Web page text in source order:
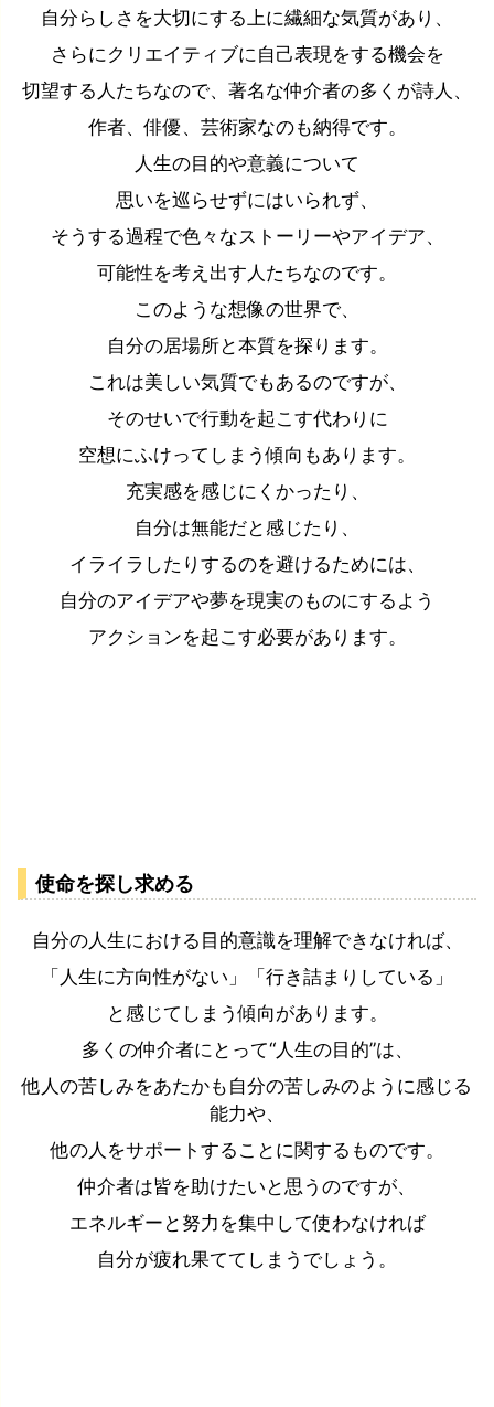
自分らしさを大切にする上に繊細な気質があり、
さらにクリエイティブに自己表現をする機会を
切望する人たちなので、著名な仲介者の多くが詩人、
作者、俳優、芸術家なのも納得です。
人生の目的や意義について
思いを巡らせずにはいられず、
そうする過程で色々なストーリーやアイデア、
可能性を考え出す人たちなのです。
このような想像の世界で、
自分の居場所と本質を探ります。
これは美しい気質でもあるのですが、
そのせいで行動を起こす代わりに
空想にふけってしまう傾向もあります。
充実感を感じにくかったり、
自分は無能だと感じたり、
イライラしたりするのを避けるためには、
自分のアイデアや夢を現実のものにするよう
アクションを起こす必要があります。
使命を探し求める
自分の人生における目的意識を理解できなければ、
「人生に方向性がない」「行き詰まりしている」
と感じてしまう傾向があります。
多くの仲介者にとって“人生の目的”は、
他人の苦しみをあたかも自分の苦しみのように感じる
能力や、
他の人をサポートすることに関するものです。
仲介者は皆を助けたいと思うのですが、
エネルギーと努力を集中して使わなければ
自分が疲れ果ててしまうでしょう。